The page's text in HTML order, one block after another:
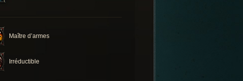
Maître d’armes
Irréductible